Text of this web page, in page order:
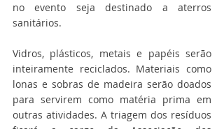
no evento seja destinado a aterros
sanitários.
Vidros, plásticos, metais e papéis serão
inteiramente reciclados. Materiais como
lonas e sobras de madeira serão doados
para servirem como matéria prima em
outras atividades. A triagem dos resíduos